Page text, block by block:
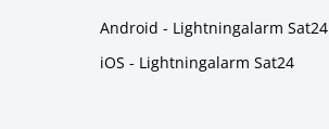
Android - Lightningalarm Sat24
iOS - Lightningalarm Sat24